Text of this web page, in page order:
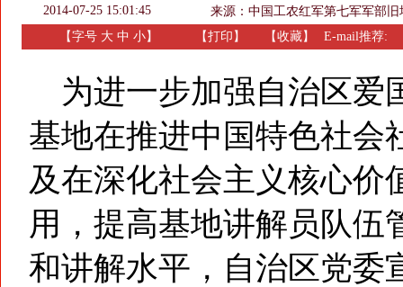
2014-07-25 15:01:45 来源： 中国工农红军第七军军部旧
【字号 大 中 小】 【打印 】 【收藏】 E-mail推荐:
为进一步加强自治区爱
基地在推进中国特色社会
及在深化社会主义核心价
用，提高基地讲解员队伍
和讲解水平，自治区党委